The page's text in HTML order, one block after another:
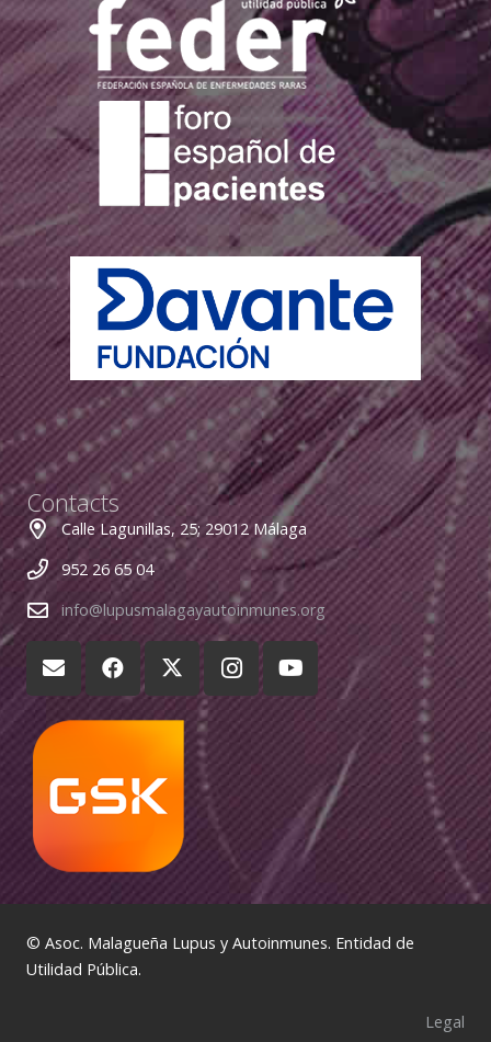
Contacts
Calle Lagunillas, 25; 29012 Málaga
952 26 65 04
info@lupusmalagayautoinmunes.org
© Asoc. Malagueña Lupus y Autoinmunes. Entidad de
Utilidad Pública.
Legal